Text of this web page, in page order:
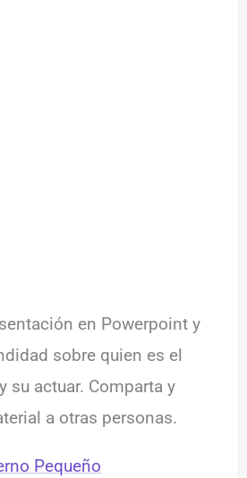
en Powerpoint y
sobre quien es el
su actuar. Comparta y
a otras personas.
Pequeño